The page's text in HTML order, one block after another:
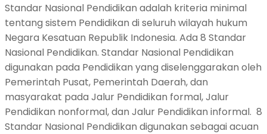
Standar Nasional Pendidikan adalah kriteria minimal
tentang sistem Pendidikan di seluruh wilayah hukum
Negara Kesatuan Republik Indonesia. Ada 8 Standar
Nasional Pendidikan. Standar Nasional Pendidikan
digunakan pada Pendidikan yang diselenggarakan oleh
Pemerintah Pusat, Pemerintah Daerah, dan
masyarakat pada Jalur Pendidikan formal, Jalur
Pendidikan nonformal, dan Jalur Pendidikan informal. 8
Standar Nasional Pendidikan digunakan sebagai acuan